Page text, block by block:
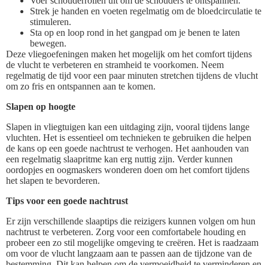
Strek je handen en voeten regelmatig om de bloedcirculatie te
stimuleren.
Sta op en loop rond in het gangpad om je benen te laten
bewegen.
Deze vliegoefeningen maken het mogelijk om het comfort tijdens
de vlucht te verbeteren en stramheid te voorkomen. Neem
regelmatig de tijd voor een paar minuten stretchen tijdens de vlucht
om zo fris en ontspannen aan te komen.
Slapen op hoogte
Slapen in vliegtuigen kan een uitdaging zijn, vooral tijdens lange
vluchten. Het is essentieel om technieken te gebruiken die helpen
de kans op een goede nachtrust te verhogen. Het aanhouden van
een regelmatig slaapritme kan erg nuttig zijn. Verder kunnen
oordopjes en oogmaskers wonderen doen om het comfort tijdens
het slapen te bevorderen.
Tips voor een goede nachtrust
Er zijn verschillende slaaptips die reizigers kunnen volgen om hun
nachtrust te verbeteren. Zorg voor een comfortabele houding en
probeer een zo stil mogelijke omgeving te creëren. Het is raadzaam
om voor de vlucht langzaam aan te passen aan de tijdzone van de